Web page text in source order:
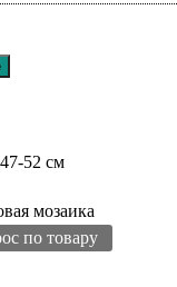
52 см
мозаика
по товару